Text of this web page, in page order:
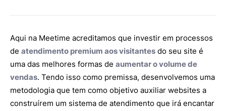
Aqui na Meetime acreditamos que investir em processos
de atendimento premium aos visitantes do seu site é
uma das melhores formas de aumentar o volume de
vendas. Tendo isso como premissa, desenvolvemos uma
metodologia que tem como objetivo auxiliar websites a
construírem um sistema de atendimento que irá encantar